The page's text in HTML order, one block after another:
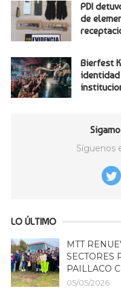
PDI
de
Bierfest
Síguenos
LO ÚLTIMO
MTT
SECTORES
PAILLACO
05/05/2026